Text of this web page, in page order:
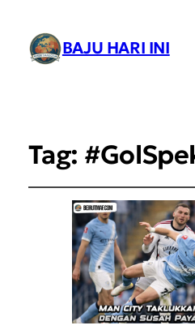
BAJU HARI INI
Tag: